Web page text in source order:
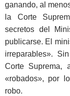
ganando, al
la Corte
secretos del
publicarse. El
irreparables».
Corte Suprema,
«robados», por
robo.